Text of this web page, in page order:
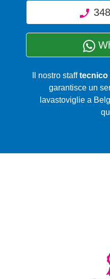
Il nostro stafftecnico
garantisce un
lavastoviglie a